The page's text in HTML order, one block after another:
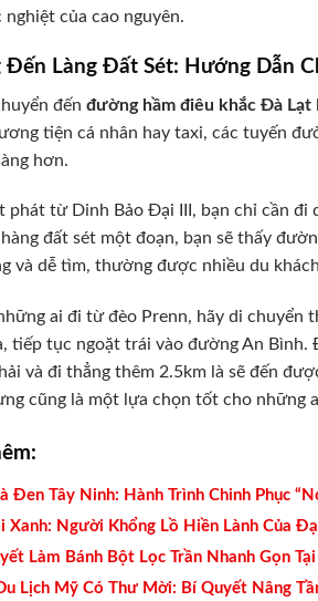
nghiệt của cao nguyên.
Làng Đất Sét: Hướng Dẫn
đến đường hầm điêu khắc Đà Lạt
tiện cá nhân hay taxi, các tuyến
hơn.
phát từ Dinh Bảo Đại III, bạn chỉ cần
đất sét một đoạn, bạn sẽ thấy
và dễ tìm, thường được nhiều du
ai đi từ đèo Prenn, hãy di chuyển
tiếp tục ngoặt trái vào đường An Bình.
và đi thẳng thêm 2.5km là sẽ đến
cũng là một lựa chọn tốt cho những
Đen Tây Ninh: Hành Trình Chinh Phục
Xanh: Người Khổng Lồ Hiền Lành Của
Làm Bánh Bột Lọc Trần Nhanh Gọn
Lịch Mỹ Có Thư Mời: Bí Quyết Nâng